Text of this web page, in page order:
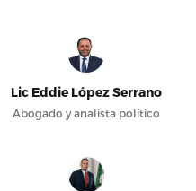
Lic Eddie López Serrano
Abogado y analista político